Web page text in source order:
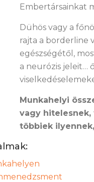
Embertársainkat
Dühös vagy a
rajta a borderline
egészségétől,
a neurózis jeleit…
Munkahelyi
vagy
többiek